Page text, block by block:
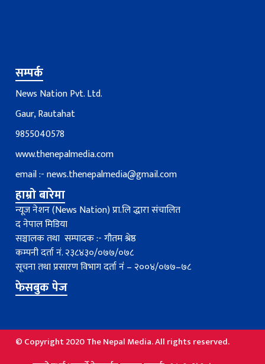
सम्पर्क
News Nation Pvt. Ltd.
Gaur, Rautahat
9855040578
www.thenepalmedia.com
email :-news.thenepalmedia@gmail.com
हाम्रो बारेमा
न्यूज नेशन (News Nation) प्रा.लि द्धारा संचालित
द नेपाल मिडिया
सञ्चालक तथा सम्पादक :- गौतम श्रेष्ठ
कम्पनी दर्ता नं. २३८४३०/०७७/०७८
सूचना तथा प्रसारण विभाग दर्ता नंं – २००४/०७७–७८
फेसबुक पेज
© Copyright 2020 The Nepal Media. All rights reserved.